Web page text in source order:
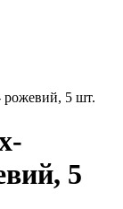
рожевий, 5 шт.
5